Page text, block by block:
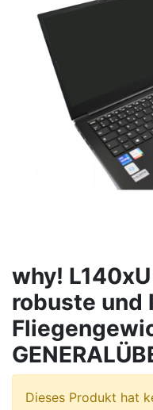
why!
robuste und
Dieses Produkt hat